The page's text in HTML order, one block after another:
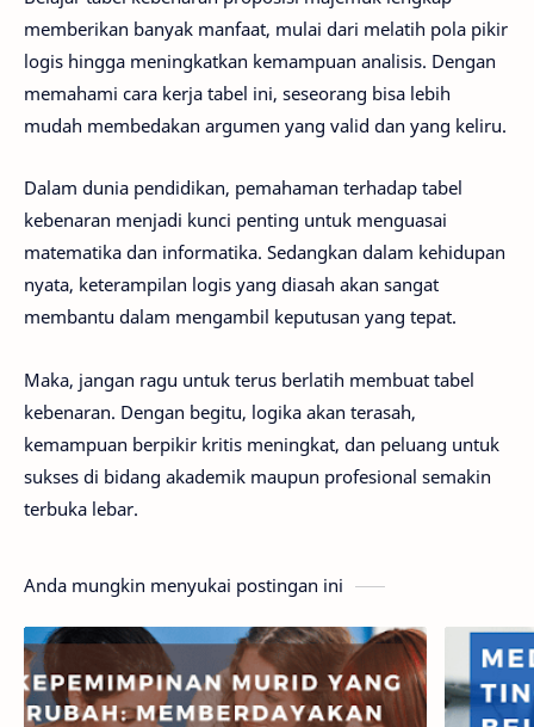
memberikan banyak manfaat, mulai dari melatih pola pikir
logis hingga meningkatkan kemampuan analisis. Dengan
memahami cara kerja tabel ini, seseorang bisa lebih
mudah membedakan argumen yang valid dan yang keliru.
Dalam dunia pendidikan, pemahaman terhadap tabel
kebenaran menjadi kunci penting untuk menguasai
matematika dan informatika. Sedangkan dalam kehidupan
nyata, keterampilan logis yang diasah akan sangat
membantu dalam mengambil keputusan yang tepat.
Maka, jangan ragu untuk terus berlatih membuat tabel
kebenaran. Dengan begitu, logika akan terasah,
kemampuan berpikir kritis meningkat, dan peluang untuk
sukses di bidang akademik maupun profesional semakin
terbuka lebar.
Anda mungkin menyukai postingan ini